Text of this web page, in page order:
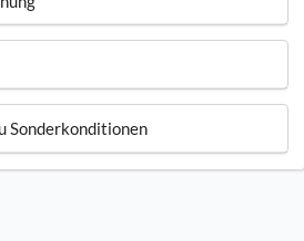
Sonderkonditionen